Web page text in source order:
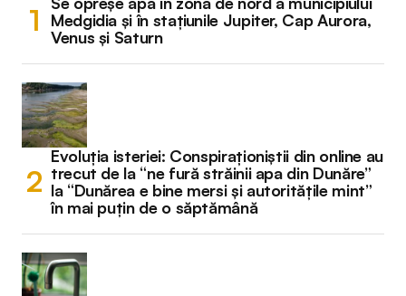
Medgidia și în stațiunile Jupiter, Cap Aurora,
Venus și Saturn
Evoluția isteriei: Conspiraționiștii din online au
trecut de la “ne fură străinii apa din Dunăre”
la “Dunărea e bine mersi și autoritățile mint”
în mai puțin de o săptămână